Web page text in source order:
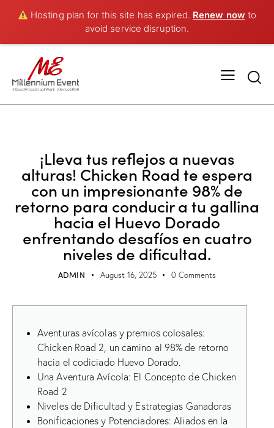
Hosting plan for this site has expired. Renew now to
avoid service disruption.
¡Lleva tus reflejos a nuevas
alturas! Chicken Road te espera
con un impresionante 98% de
retorno para conducir a tu gallina
hacia el Huevo Dorado
enfrentando desafíos en cuatro
niveles de dificultad.
ADMIN August 16, 2025 0 Comments
Aventuras avícolas y premios colosales:
Chicken Road 2, un camino al 98% de retorno
hacia el codiciado Huevo Dorado.
Una Aventura Avícola: El Concepto de Chicken
Road 2
Niveles de Dificultad y Estrategias Ganadoras
Bonificaciones y Potenciadores: Aliados en la